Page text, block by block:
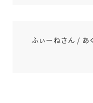
ふぃーねさん / あ